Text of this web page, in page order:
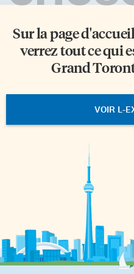
Sur la page
verrez tout ce qui
Grand
VOIR L-